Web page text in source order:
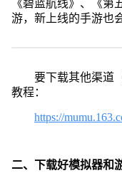
《碧蓝航线》、《
游，新上线的手游也
要下载其他渠道
教程：
https://
二、下载好模拟器和